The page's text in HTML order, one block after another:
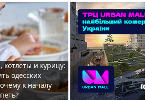
котлеты и курицу:
одесских
к началу